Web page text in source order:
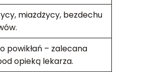
miażdżycy, bezdechu
powikłań – zalecana
opieką lekarza.